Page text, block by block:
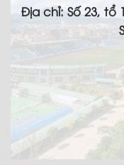
Địa chỉ: Số 23, tổ